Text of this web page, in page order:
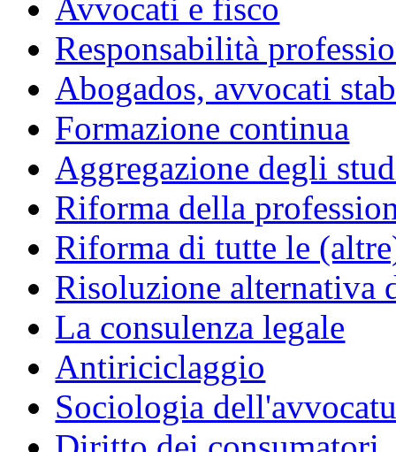
Avvocati e fisco
Responsabilità
Abogados, avvocati
Formazione continua
Aggregazione degli
Riforma della
Riforma di tutte le
Risoluzione alternativa
La consulenza legale
Antiriciclaggio
Sociologia